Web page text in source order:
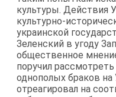
культуры. Действия
культурно-
украинской
Зеленский в угоду
общественное
поручил
однополых браков на
отреагировал на